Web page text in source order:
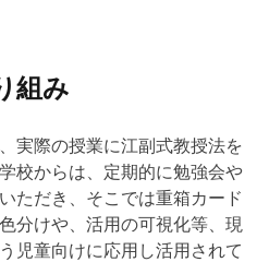
組み
実際の授業に江副式教授法を
校からは、定期的に勉強会や
ただき、そこでは重箱カード
分けや、活用の可視化等、現
児童向けに応用し活用されて